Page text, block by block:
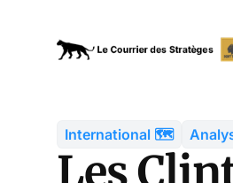
International 🗺️
Les